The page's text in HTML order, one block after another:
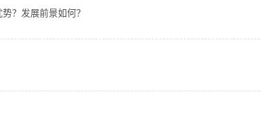
？发展前景如何？